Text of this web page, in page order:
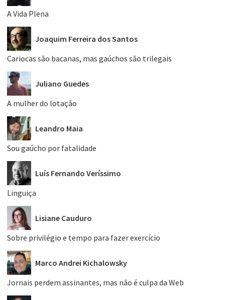
A Vida Plena
Joaquim Ferreira dos Santos
Cariocas são bacanas, mas gaúchos são trilegais
Juliano Guedes
A mulher do lotação
Leandro Maia
Sou gaúcho por fatalidade
Luís Fernando Veríssimo
Linguiça
Lisiane Cauduro
Sobre privilégio e tempo para fazer exercício
Marco Andrei Kichalowsky
Jornais perdem assinantes, mas não é culpa da Web